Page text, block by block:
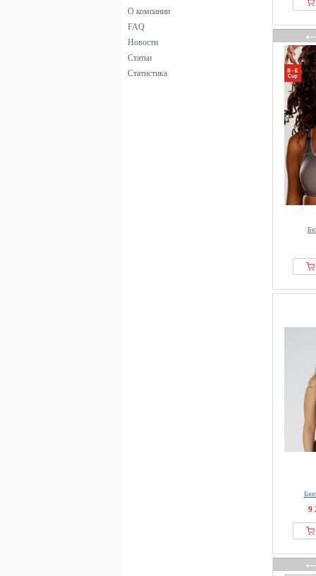
О компании
FAQ
Новости
Статьи
Статистика
9